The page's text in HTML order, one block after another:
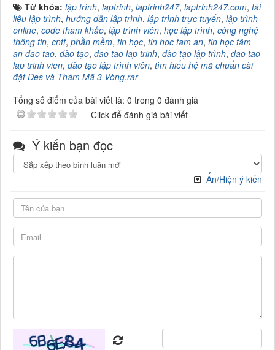
Từ khóa: lập trình, laptrinh, laptrinh247, laptrinh247.com, tài
liệu lập trình, hướng dẫn lập trình, lập trình trực tuyến, lập trình
online, code tham khảo, lập trình viên, học lập trình, công nghệ
thông tin, cntt, phần mềm, tin học, tin hoc tam an, tin học tâm
an dao tao, đào tạo, dao tao lap trinh, đào tạo lập trình, dao tao
lap trinh vien, đào tạo lập trình viên, tìm hiểu hệ mã chuẩn cài
đặt Des và Thám Mã 3 Vòng.rar
Tổng số điểm của bài viết là: 0 trong 0 đánh giá
Click để đánh giá bài viết
Ý kiến bạn đọc
Ẩn/Hiện ý kiến